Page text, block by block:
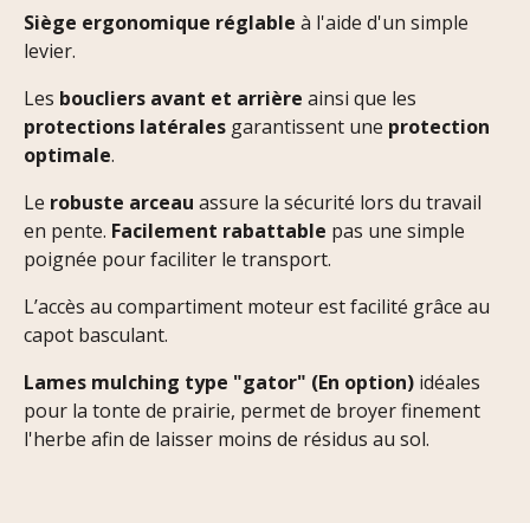
Siège ergonomique réglable à l'aide d'un simple
levier.
Les boucliers avant et arrière ainsi que les
protections latérales garantissent une protection
optimale.
Le robuste arceau assure la sécurité lors du travail
en pente. Facilement rabattable pas une simple
poignée pour faciliter le transport.
L’accès au compartiment moteur est facilité grâce au
capot basculant.
Lames mulching type "gator" (En option) idéales
pour la tonte de prairie, permet de broyer finement
l'herbe afin de laisser moins de résidus au sol.